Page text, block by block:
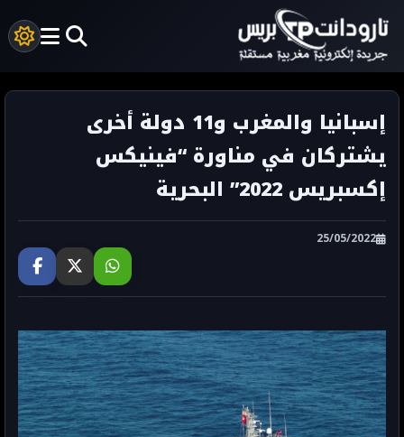
إسبانيا والمغرب و11 دولة أخرى
يشتركان في مناورة “فينيكس
إكسبريس 2022” البحرية
25/05/2022